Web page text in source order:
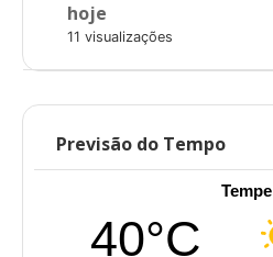
hoje
11 visualizações
Previsão do Tempo
Tempe
40°C